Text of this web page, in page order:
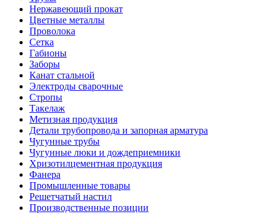
Нержавеющий прокат
Цветные металлы
Проволока
Сетка
Габионы
Заборы
Канат стальной
Электроды сварочные
Стропы
Такелаж
Метизная продукция
Детали трубопровода и запорная арматура
Чугунные трубы
Чугунные люки и дождеприемники
Хризотилцементная продукция
Фанера
Промышленные товары
Решетчатый настил
Производственные позиции